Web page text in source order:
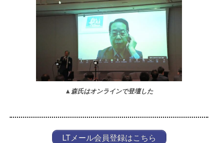
▲森氏はオンラインで登壇した
LTメール会員登録はこちら